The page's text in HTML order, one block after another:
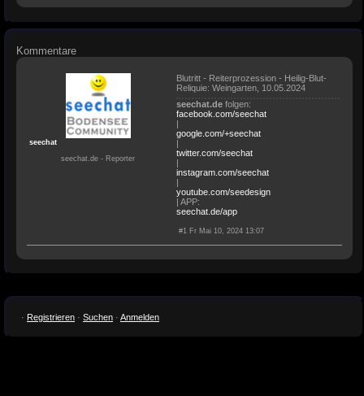
Kommentare
seechat
seechat.de - Reporter
Blutritt - Reiterprozession - Heilig-Blut-
Reliquie: Weingarten, 10.05.2024
seechat.de folgen:
facebook.com/seechat
|
google.com/+seechat
|
twitter.com/seechat
|
instagram.com/seechat
|
youtube.com/seedesign
| APP:
seechat.de/app
#1 Fr Mai 10, 2024 13:07
· Registrieren · Suchen · Anmelden